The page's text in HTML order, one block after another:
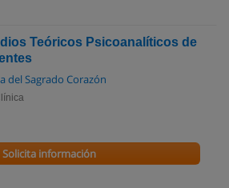
Teóricos Psicoanalíticos de
del Sagrado Corazón
Solicita información